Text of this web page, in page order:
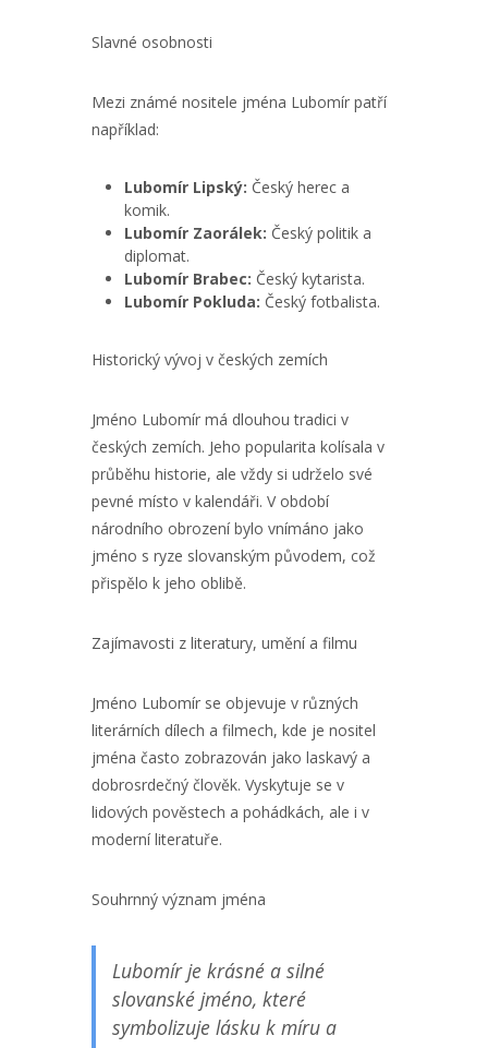
Slavné osobnosti
Mezi známé nositele jména Lubomír patří
například:
Lubomír Lipský: Český herec a
komik.
Lubomír Zaorálek: Český politik a
diplomat.
Lubomír Brabec: Český kytarista.
Lubomír Pokluda: Český fotbalista.
Historický vývoj v českých zemích
Jméno Lubomír má dlouhou tradici v
českých zemích. Jeho popularita kolísala v
průběhu historie, ale vždy si udrželo své
pevné místo v kalendáři. V období
národního obrození bylo vnímáno jako
jméno s ryze slovanským původem, což
přispělo k jeho oblibě.
Zajímavosti z literatury, umění a filmu
Jméno Lubomír se objevuje v různých
literárních dílech a filmech, kde je nositel
jména často zobrazován jako laskavý a
dobrosrdečný člověk. Vyskytuje se v
lidových pověstech a pohádkách, ale i v
moderní literatuře.
Souhrnný význam jména
Lubomír je krásné a silné
slovanské jméno, které
symbolizuje lásku k míru a